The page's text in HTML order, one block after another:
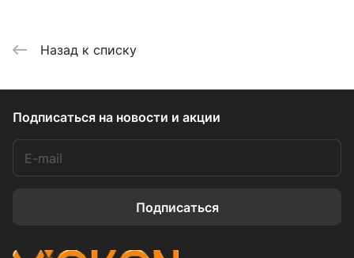
Назад к списку
Подписаться на новости и акции
Подписаться